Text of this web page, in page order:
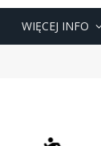
WIĘCEJ INFO